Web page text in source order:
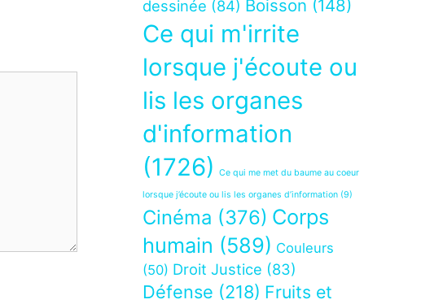
dessinée (84) Boisson (148)
Ce qui m'irrite
lorsque j'écoute ou
lis les organes
d'information
(1726)
Ce qui me met du baume au coeur
lorsque j’écoute ou lis les organes d’information (9)
Cinéma (376) Corps
humain (589) Couleurs
(50) Droit Justice (83)
Défense (218) Fruits et